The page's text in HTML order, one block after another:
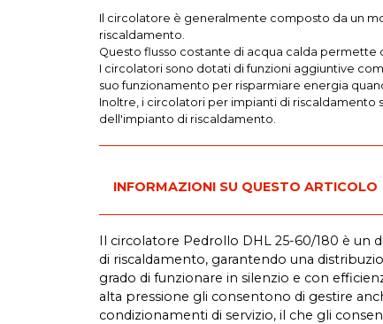
Il circolatore è generalmente composto da un
riscaldamento.
Questo flusso costante di acqua calda permette
I circolatori sono dotati di funzioni aggiuntive
suo funzionamento per risparmiare energia
Inoltre, i circolatori per impianti di
dell'impianto di riscaldamento.
INFORMAZIONI SU QUESTO ARTICOLO
Il circolatore Pedrollo DHL 25-60/180 è un
di riscaldamento, garantendo una
grado di funzionare in silenzio e con
alta pressione gli consentono di gestire
condizionamenti di servizio, il che gli